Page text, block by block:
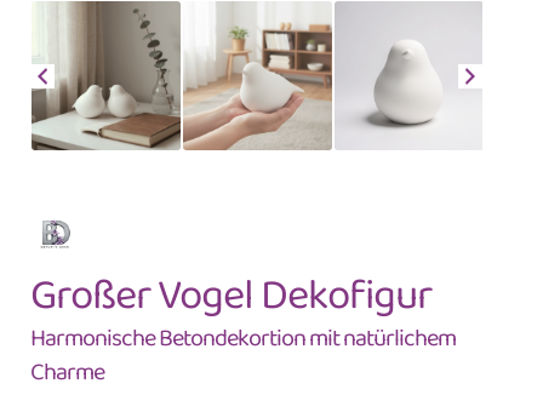
Großer Vogel Dekofigur
Harmonische Betondekortion mit natürlichem
Charme